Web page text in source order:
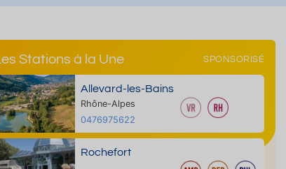
Stations à la Une SPONSORISÉ
Allevard-les-Bains
Rhône-Alpes
0476975622
Rochefort